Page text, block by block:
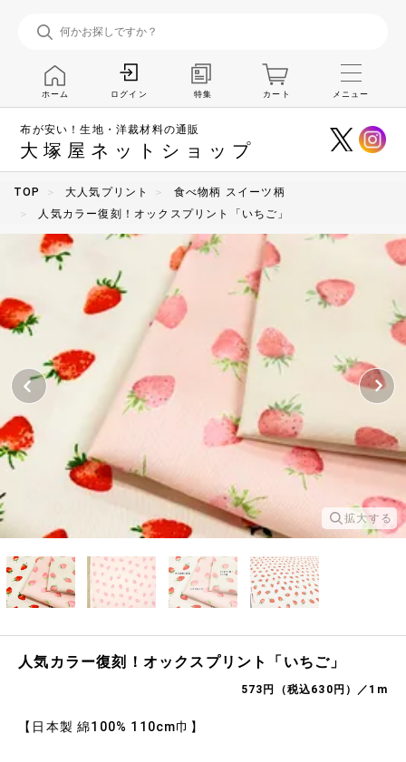
布が安い！生地・洋裁材料の通販
大塚屋ネットショップ
ホーム ログイン 特集 カート メニュー
TOP 大人気プリント
食べ物柄 スイーツ柄
人気カラー復刻！オックスプリント「いちご」
拡大する
人気カラー復刻！オックスプリント「いちご」
573円（税込630円）／1m
【日本製 綿100% 110cm巾】